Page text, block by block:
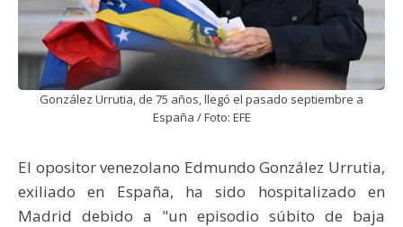
González Urrutia, de 75 años, llegó el pasado septiembre a
España / Foto: EFE
El opositor venezolano Edmundo González Urrutia,
exiliado en España, ha sido hospitalizado en
Madrid debido a "un episodio súbito de baja